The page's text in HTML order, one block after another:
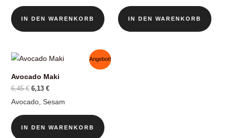
IN DEN WARENKORB IN DEN WARENKORB
Angebot!
Avocado Maki
6,45€ Ursprünglicher
war:
6,13 €Aktueller
ist:
Avocado, Sesam
IN DEN WARENKORB